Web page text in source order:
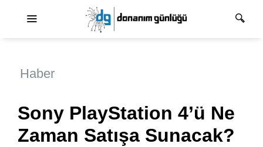
Haber
Sony PlayStation 4’ü Ne
Zaman Satışa Sunacak?